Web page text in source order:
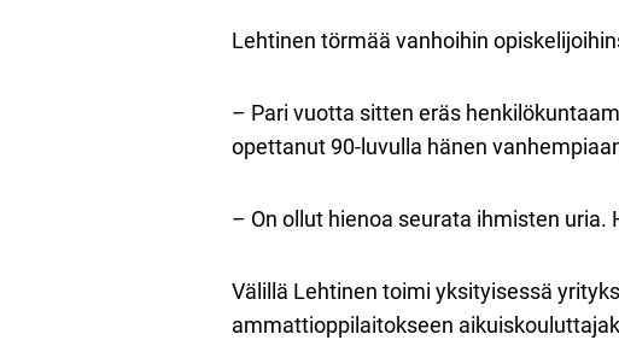
Lehtinen törmää vanhoihin
– Pari vuotta sitten eräs
opettanut 90-luvulla hänen
– On ollut hienoa seurata ihmisten
Välillä Lehtinen toimi yksityisessä
ammattioppilaitokseen